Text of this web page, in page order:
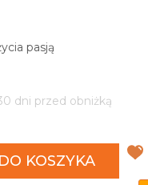
pasją
dni przed obniżką
DO KOSZYKA